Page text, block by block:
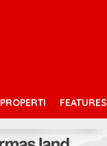
PROPERTI FEATURES